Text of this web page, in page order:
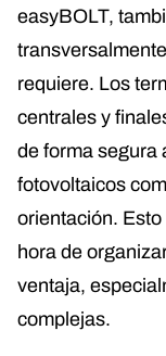
easyBOLT,
requiere. Los
centrales y
de forma segura
fotovoltaicos
orientación.
hora de
ventaja,
complejas.